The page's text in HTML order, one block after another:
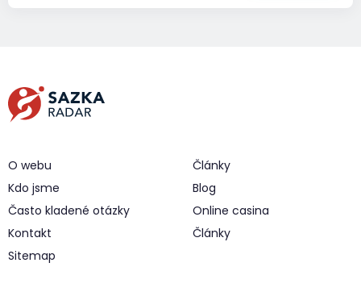
O webu
Kdo jsme
Často kladené otázky
Kontakt
Sitemap
Články
Blog
Online casina
Články